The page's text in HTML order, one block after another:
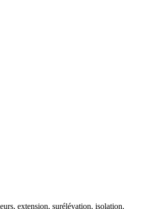
extension, surélévation, isolation,